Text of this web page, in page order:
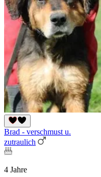
Brad - verschmust u.
zutraulich
4 Jahre